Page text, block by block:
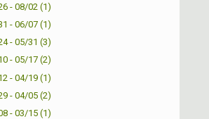
- 08/02 (1)
- 06/07 (1)
- 05/31 (3)
- 05/17 (2)
- 04/19 (1)
- 04/05 (2)
- 03/15 (1)